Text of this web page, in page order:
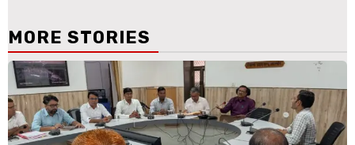
MORE STORIES